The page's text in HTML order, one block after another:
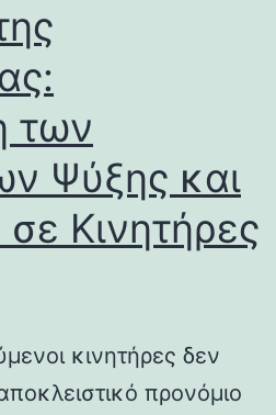
των
Ψύξης και
Κινητήρες
κινητήρες δεν
προνόμιο